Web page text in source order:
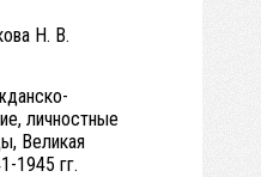
Н. В.
личностные
Великая
1945 гг.